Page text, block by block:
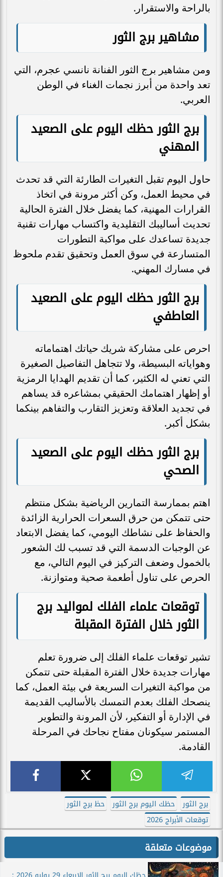
بالراحة والاستقرار.
مشاهير برج الثور
ومن مشاهير برج الثور الفنانة نانسي عجرم، التي
تعد واحدة من أبرز نجمات الغناء في الوطن
العربي.
برج الثور حظك اليوم على الصعيد
المهني
حاول اليوم تقبل التغيرات الطارئة التي قد تحدث
في محيط العمل، وكن أكثر مرونة في اتخاذ
القرارات المهنية، كما يفضل خلال الفترة الحالية
تحديث أساليبك التقليدية واكتساب مهارات تقنية
جديدة تساعدك على مواكبة التطورات
المتسارعة في سوق العمل وتحقيق تقدم ملحوظ
في مسارك المهني.
برج الثور حظك اليوم على الصعيد
العاطفي
احرص على مشاركة شريك حياتك اهتماماته
وهواياته البسيطة، ولا تتجاهل التفاصيل الصغيرة
التي تعني له الكثير، كما أن تقديم الهدايا الرمزية
أو إظهار اهتمامك الحقيقي بمشاعره قد يساهم
في تجديد العلاقة وتعزيز التقارب والتفاهم بينكما
بشكل أكبر.
برج الثور حظك اليوم على الصعيد
الصحي
اهتم بممارسة التمارين الرياضية بشكل منتظم
حتى تتمكن من حرق السعرات الحرارية الزائدة
والحفاظ على نشاطك اليومي، كما يفضل الابتعاد
عن الوجبات الدسمة التي قد تسبب لك الشعور
بالخمول وضعف التركيز في اليوم التالي، مع
الحرص على تناول أطعمة صحية ومتوازنة.
توقعات علماء الفلك لمواليد برج
الثور خلال الفترة المقبلة
تشير توقعات علماء الفلك إلى ضرورة تعلم
مهارات جديدة خلال الفترة المقبلة حتى تتمكن
من مواكبة التغيرات السريعة في بيئة العمل، كما
ينصحك الفلك بعدم التمسك بالأساليب القديمة
في الإدارة أو التفكير، لأن المرونة والتطوير
المستمر سيكونان مفتاح نجاحك في المرحلة
القادمة.
برج الثور حظك اليوم برج الثور
حظ برج الثور
توقعات الأبراج 2026
موضوعات متعلقة